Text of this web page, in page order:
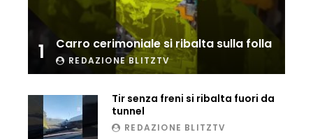
1 Carro cerimoniale si ribalta sulla folla
REDAZIONE BLITZTV
Tir senza freni si ribalta fuori da
tunnel
REDAZIONE BLITZTV